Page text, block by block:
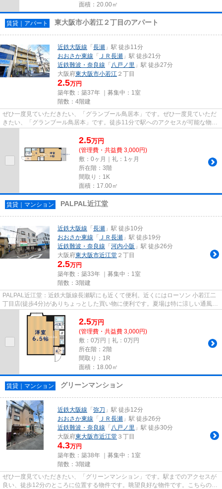
面積：20.00㎡
賃貸｜アパート 東大阪市小若江２丁目のアパート
近鉄大阪線 「長瀬 」駅 徒歩11分
おおさか東線 「 ＪＲ長瀬 」駅 徒歩21分
近鉄難波・奈良線 「 八戸ノ里 」駅 徒歩27分
大阪府東大阪市小若江 ２丁目
2.5万円
築年数：築37年 ｜募集中： 1室
階数：4階建
ぜひ一度見ていただきたい、「グランブール鳥居本」です。ぜひ一度見ていただ
きたい、「グランブール鳥居本」です。徒歩11分で駅へのアクセスが可能な物件
です。こちらのアパートから...
2.5万円
(管理費・共益費 3,000円)
敷：0ヶ月｜礼：1ヶ月
所在階：3階
間取り：1K
面積：17.00㎡
賃貸｜マンション PALPAL近江堂
近鉄大阪線 「長瀬 」駅 徒歩10分
おおさか東線 「 ＪＲ長瀬 」駅 徒歩19分
近鉄難波・奈良線 「河内小阪 」駅 徒歩26分
大阪府東大阪市近江堂 ２丁目
2.5万円
築年数：築33年 ｜募集中： 1室
階数：3階建
PALPAL近江堂：近鉄大阪線長瀬駅にも近くて便利。近くにはローソン 小若江二
丁目店(徒歩4分)がありちょっとした買い物に便利です。夏場は特に涼しい通風良
好な環境の良い快適空間をど...
2.5万円
(管理費・共益費 3,000円)
敷：0万円｜礼：0万円
所在階：2階
間取り：1R
面積：18.00㎡
賃貸｜マンション グリーンマンション
近鉄大阪線 「弥刀 」駅 徒歩12分
おおさか東線 「 ＪＲ長瀬 」駅 徒歩26分
近鉄難波・奈良線 「 八戸ノ里 」駅 徒歩30分
大阪府東大阪市近江堂 ３丁目
4.3万円
築年数：築38年 ｜募集中： 1室
階数：3階建
ぜひ一度見ていただきたい、「グリーンマンション」です。駅までのアクセスが
良い、徒歩12分のところに位置する物件です。眺望良好な物件です。こちらの物